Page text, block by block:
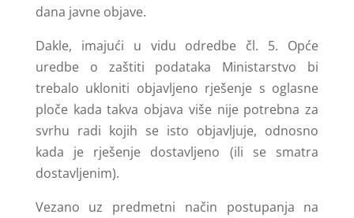
dana javne objave.
Dakle, imajući u vidu odredbe čl. 5. Opće
uredbe o zaštiti podataka Ministarstvo bi
trebalo ukloniti objavljeno rješenje s oglasne
ploče kada takva objava više nije potrebna za
svrhu radi kojih se isto objavljuje, odnosno
kada je rješenje dostavljeno (ili se smatra
dostavljenim).
Vezano uz predmetni način postupanja na